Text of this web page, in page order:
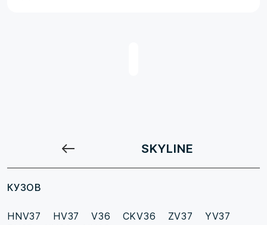
SKYLINE
КУЗОВ
HNV37 HV37 V36 CKV36 ZV37
YV37